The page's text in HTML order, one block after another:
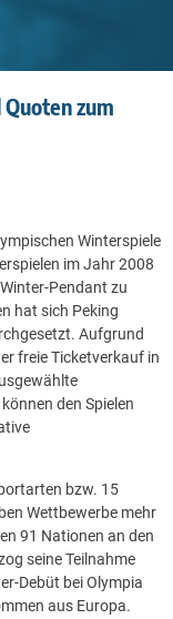
zum
Winterspiele
im Jahr 2008
Pendant zu
hat sich Peking
Aufgrund
freie Ticketverkauf in
den Spielen
bzw. 15
Wettbewerbe mehr
91 Nationen an den
seine Teilnahme
Debüt bei Olympia
aus Europa.